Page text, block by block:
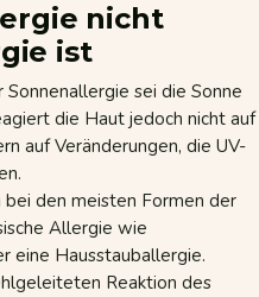
nicht
ist
sei die Sonne
die Haut jedoch nicht auf
auf Veränderungen, die UV-
den meisten Formen der
Allergie wie
eine Hausstauballergie.
Reaktion des